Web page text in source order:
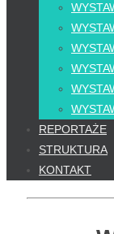
REPORTAŻE
STRUKTURA
KONTAKT